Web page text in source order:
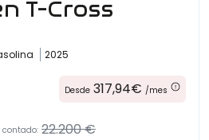
T-Cross
2025
Desde 317,94€ /mes
contado: 22.200 €